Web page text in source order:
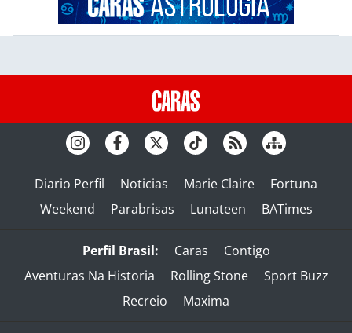
Diario Perfil Noticias Marie Claire
Fortuna
Weekend
Parabrisas Lunateen BATimes
Perfil Brasil: Caras
Contigo
Aventuras Na Historia
Rolling Stone
Sport Buzz
Recreio
Maxima